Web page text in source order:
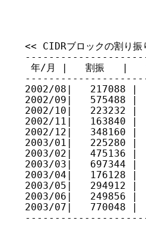
<< CIDRブロックの割り
年/月 |   割振   |   返
2002/08|   217088
2002/09|   575488 |
2002/10|   223232
2002/11|   163840 |
2002/12|   348160 |
2003/01|   225280
2003/02|   475136 |
2003/03|   697344 |
2003/04|   176128
2003/05|   294912
2003/06|   249856 |
2003/07|   770048 |